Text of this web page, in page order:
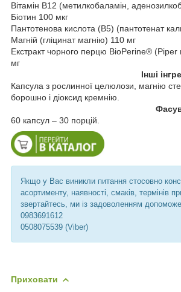
Вітамін B12 (метилкобаламін,
Біотин 100 мкг
Пантотенова кислота (B5) (пантотенат
Магній (гліцинат магнію) 110 мг
Екстракт чорного перцю BioPerine®
мг
Інші
Капсула з рослинної целюлози, магнію
борошно і діоксид кремнію.
60 капсул – 30 порцій.
Якщо у Вас виникли питання стосовно
асортименту, наявності, смаків, термінів
звертайтесь, ми із задоволенням
0983691612
0508075539 (Viber)
Приховати